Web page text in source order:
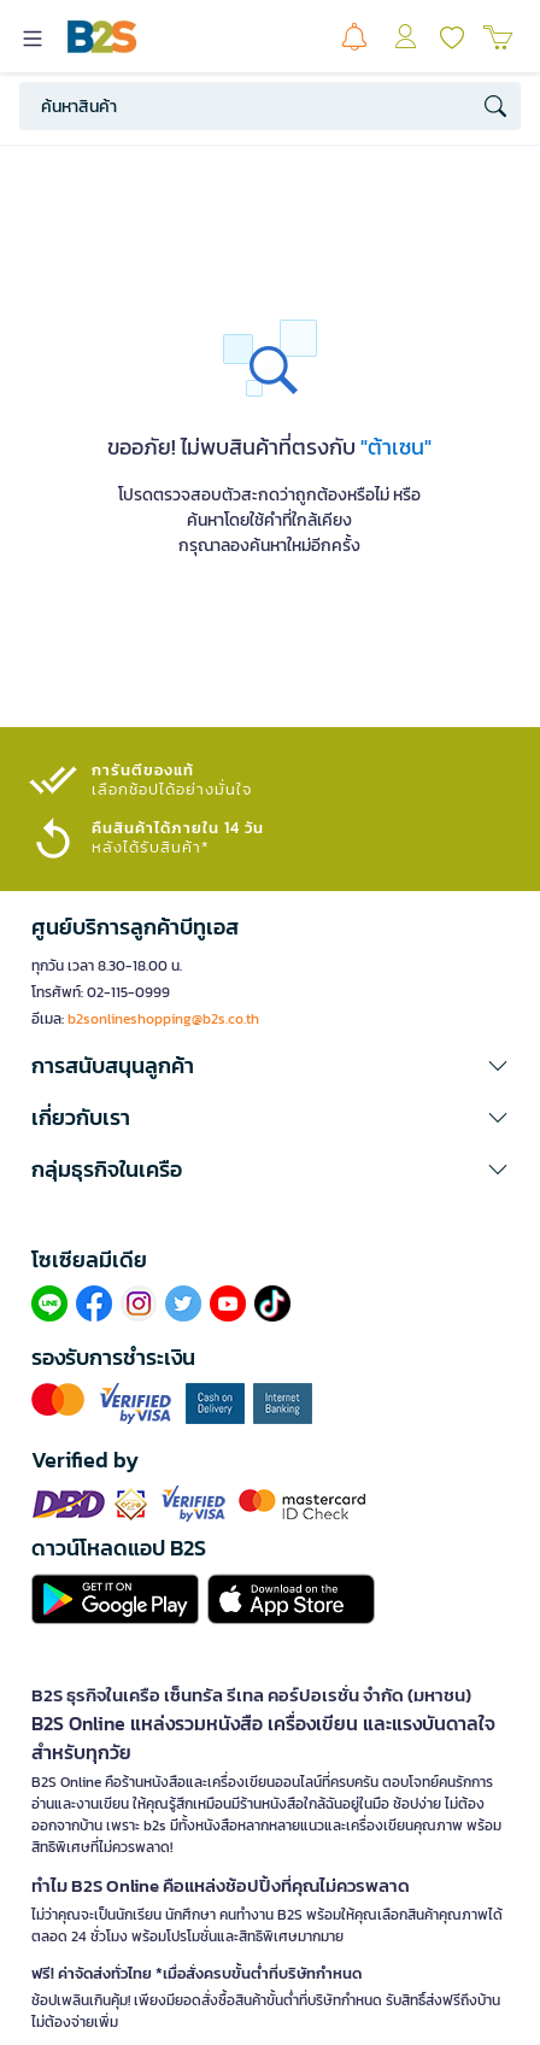
ขออภัย! ไม่พบสินค้าที่ตรงกับ"ต้าเซน"
โปรดตรวจสอบตัวสะกดว่าถูกต้องหรือไม่ หรือ
ค้นหาโดยใช้คำที่ใกล้เคียง
กรุณาลองค้นหาใหม่อีกครั้ง
การันตีของแท้
เลือกช้อปได้อย่างมั่นใจ​
คืนสินค้าได้ภายใน 14 วัน
หลังได้รับสินค้า*
ศูนย์บริการลูกค้าบีทูเอส
ทุกวัน เวลา 8.30-18.00 น.
โทรศัพท์: 02-115-0999
อีเมล:b2sonlineshopping@b2s.co.th
การสนับสนุนลูกค้า
เกี่ยวกับเรา
กลุ่มธุรกิจในเครือ
โซเซียลมีเดีย​
รองรับการชำระเงิน
Verified by
ดาวน์โหลดแอป B2S
B2S ธุรกิจในเครือ เซ็นทรัล รีเทล คอร์ปอเรชั่น จำกัด (มหาชน)
B2S Online แหล่งรวมหนังสือ เครื่องเขียน และแรงบันดาลใจ
สำหรับทุกวัย
B2S Online คือร้านหนังสือและเครื่องเขียนออนไลน์ที่ครบครัน ตอบโจทย์คนรักการ
อ่านและงานเขียน ให้คุณรู้สึกเหมือนมีร้านหนังสือใกล้ฉันอยู่ในมือ ช้อปง่าย ไม่ต้อง
ออกจากบ้าน เพราะ b2s มีทั้งหนังสือหลากหลายแนวและเครื่องเขียนคุณภาพ พร้อม
สิทธิพิเศษที่ไม่ควรพลาด!
ทำไม B2S Online คือแหล่งช้อปปิ้งที่คุณไม่ควรพลาด
ไม่ว่าคุณจะเป็นนักเรียน นักศึกษา คนทำงาน B2S พร้อมให้คุณเลือกสินค้าคุณภาพได้
ตลอด 24 ชั่วโมง พร้อมโปรโมชั่นและสิทธิพิเศษมากมาย
ฟรี! ค่าจัดส่งทั่วไทย *เมื่อสั่งครบขั้นต่ำที่บริษัทกำหนด
ช้อปเพลินเกินคุ้ม! เพียงมียอดสั่งซื้อสินค้าขั้นต่ำที่บริษัทกำหนด รับสิทธิ์ส่งฟรีถึงบ้าน
ไม่ต้องจ่ายเพิ่ม